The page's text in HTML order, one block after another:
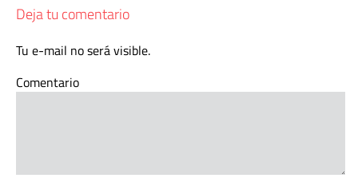
Deja tu comentario
Tu e-mail no será visible.
Comentario